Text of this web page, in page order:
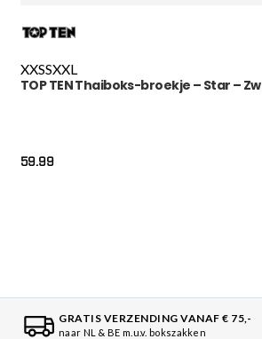
XXSSXXL
TOP TEN Thaiboks-broekje – Star –
59.99
GRATIS VERZENDING VANAF € 75,-
naar NL & BE m.u.v. bokszakken